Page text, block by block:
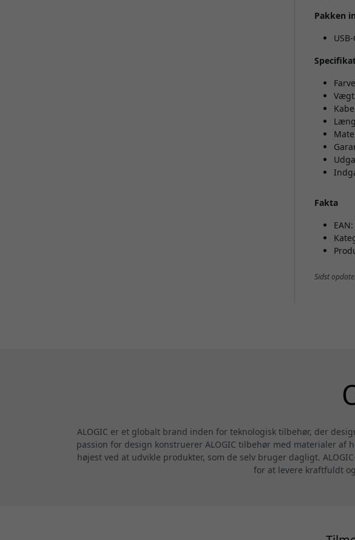
Pakken
Fakta
Sidst
ALOGIC er et globalt brand inden for teknologisk tilbehør, der
passion for design konstruerer ALOGIC tilbehør med materialer
højest ved at udvikle produkter, som de selv bruger dagligt.
for at levere kraftfuldt